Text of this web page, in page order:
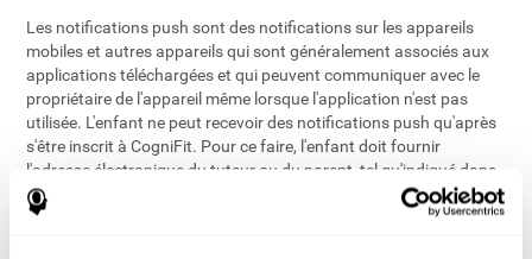
Les notifications push sont des notifications sur les appareils
mobiles et autres appareils qui sont généralement associés aux
applications téléchargées et qui peuvent communiquer avec le
propriétaire de l'appareil même lorsque l'application n'est pas
utilisée. L'enfant ne peut recevoir des notifications push qu'après
s'être inscrit à CogniFit. Pour ce faire, l'enfant doit fournir
l'adresse électronique du tuteur ou du parent, tel qu'indiqué dans
la section d'inscription ci-dessus.